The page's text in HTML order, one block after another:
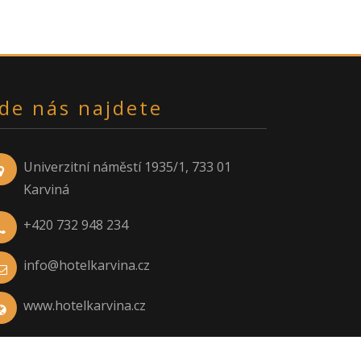
nás najdete
Univerzitní náměstí 1935/1, 733 01
Karviná
+420 732 948 234
info@hotelkarvina.cz
www.hotelkarvina.cz